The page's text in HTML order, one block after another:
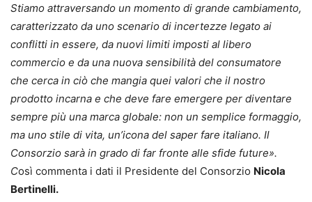
Stiamo attraversando un momento di grande cambiamento,
caratterizzato da uno scenario di incertezze legato ai
conflitti in essere, da nuovi limiti imposti al libero
commercio e da una nuova sensibilità del consumatore
che cerca in ciò che mangia quei valori che il nostro
prodotto incarna e che deve fare emergere per diventare
sempre più una marca globale: non un semplice formaggio,
ma uno stile di vita, un’icona del saper fare italiano. Il
Consorzio sarà in grado di far fronte alle sfide future».
Così commenta i dati il Presidente del Consorzio Nicola
Bertinelli.